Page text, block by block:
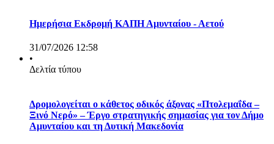
Ημερήσια Εκδρομή ΚΑΠΗ Αμυνταίου - Αετού
31/07/2026 12:58
•
Δελτία τύπου
Δρομολογείται ο κάθετος οδικός άξονας «Πτολεμαΐδα –
Ξινό Νερό» – Έργο στρατηγικής σημασίας για τον Δήμο
Αμυνταίου και τη Δυτική Μακεδονία